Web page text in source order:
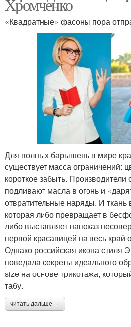
Хромченко
«Квадратные» фасоны пора
Для полных барышень в мире
существует масса ограничений:
короткое забыть.
подливают масла в огонь и
отвратительные наряды. И ткань
которая либо превращает в
либо выставляет напоказ
первой красавицей на весь край
Однако российская икона стиля
поведала секреты идеального
size на основе трикотажа,
табу.
читать дальше →